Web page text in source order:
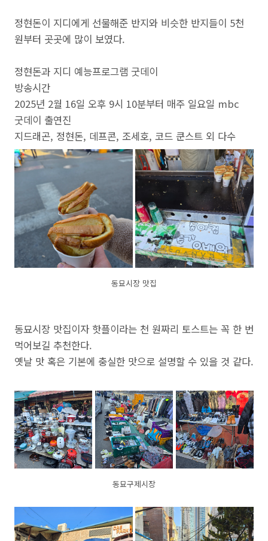
정현돈이 지디에게 선물해준 반지와 비슷한 반지들이 5천
원부터 곳곳에 많이 보였다.
정현돈과 지디 예능프로그램 굿데이
방송시간
2025년 2월 16일 오후 9시 10분부터 매주 일요일 mbc
굿데이 출연진
지드래곤, 정현돈, 데프콘, 조세호, 코드 쿤스트 외 다수
동묘시장 맛집
동묘시장 맛집이자 핫플이라는 천 원짜리 토스트는 꼭 한 번
먹어보길 추천한다.
옛날 맛 혹은 기본에 충실한 맛으로 설명할 수 있을 것 같다.
동묘구제시장